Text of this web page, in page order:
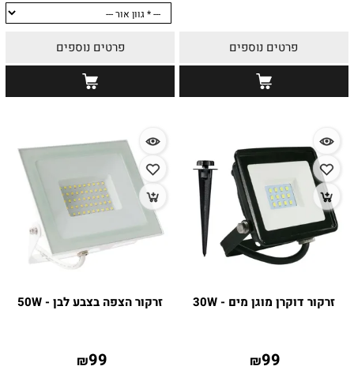
פרטים נוספים פרטים נוספים
זרקור דוקרן מוגן מים - 30W
₪99
זרקור הצפה בצבע לבן - 50W
₪99